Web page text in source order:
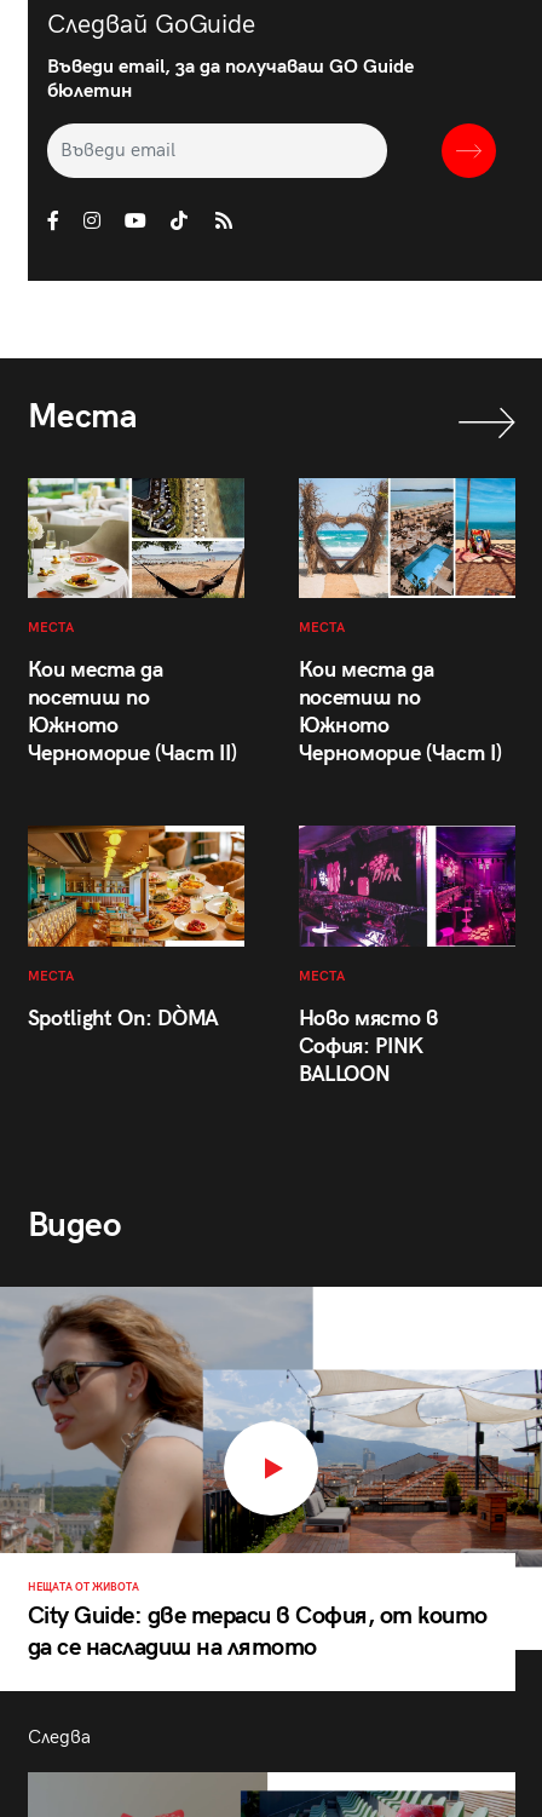
Следвай GoGuide
Въведи email, за да получаваш GO Guide
бюлетин
Места
МЕСТА
Кои места да
посетиш по
Южното
Черноморие (Част II)
МЕСТА
Кои места да
посетиш по
Южното
Черноморие (Част I)
МЕСТА
Spotlight On: DÒMA
МЕСТА
Ново място в
София: PINK
BALLOON
Видео
НЕЩАТА ОТ ЖИВОТА
City Guide: две тераси в София, от които
да се насладиш на лятото
Следва